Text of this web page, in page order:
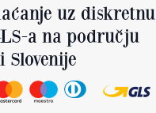
uz diskretnu
a na području